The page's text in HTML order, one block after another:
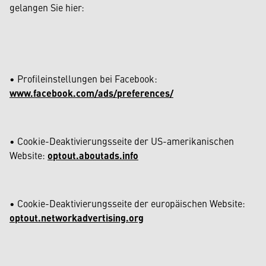
gelangen Sie hier:
• Profileinstellungen bei Facebook:
www.facebook.com/ads/preferences/
• Cookie-Deaktivierungsseite der US-amerikanischen
Website: optout.aboutads.info
• Cookie-Deaktivierungsseite der europäischen Website:
optout.networkadvertising.org